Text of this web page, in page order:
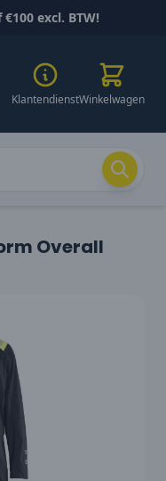
excl. BTW!
KlantendienstWinkelwagen
Overall